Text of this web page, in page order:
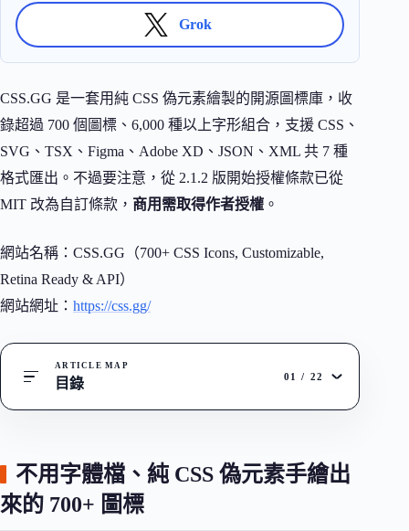
Grok
CSS.GG 是一套用純 CSS 偽元素繪製的開源圖標庫，收
錄超過 700 個圖標、6,000 種以上字形組合，支援 CSS、
SVG、TSX、Figma、Adobe XD、JSON、XML 共 7 種
格式匯出。不過要注意，從 2.1.2 版開始授權條款已從
MIT 改為自訂條款， 商用需取得作者授權 。
網站名稱：CSS.GG（700+ CSS Icons, Customizable,
Retina Ready & API）
網站網址： https://css.gg/
ARTICLE MAP
目錄 01 / 22
不用字體檔、純 CSS 偽元素手繪出
來的 700+ 圖標